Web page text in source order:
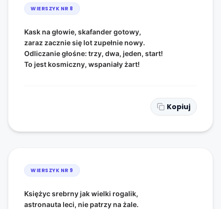
WIERSZYK NR 8
Kask na głowie, skafander gotowy,
zaraz zacznie się lot zupełnie nowy.
Odliczanie głośne: trzy, dwa, jeden, start!
To jest kosmiczny, wspaniały żart!
Kopiuj
WIERSZYK NR 9
Księżyc srebrny jak wielki rogalik,
astronauta leci, nie patrzy na żale.